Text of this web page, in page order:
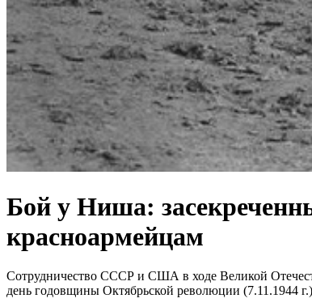
Бой у Ниша:
красноармейцам
Сотрудничество СССР и США в ходе Великой
день годовщины Октябрьской революции (7.11.1944